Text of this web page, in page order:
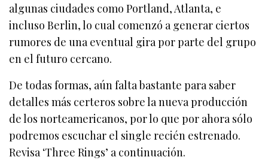
algunas ciudades como Portland, Atlanta, e
incluso Berlin, lo cual comenzó a generar ciertos
rumores de una eventual gira por parte del grupo
en el futuro cercano.
De todas formas, aún falta bastante para saber
detalles más certeros sobre la nueva producción
de los norteamericanos, por lo que por ahora sólo
podremos escuchar el single recién estrenado.
Revisa ‘Three Rings’ a continuación.